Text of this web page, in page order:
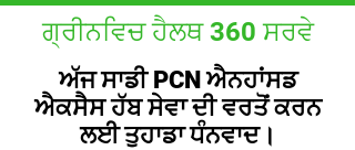
ਗ੍ਰੀਨਵਿਚ ਹੈਲਥ 360 ਸਰਵੇ
ਅੱਜ ਸਾਡੀ PCN ਐਨਹਾਂਸਡ
ਐਕਸੈਸ ਹੱਬ ਸੇਵਾ ਦੀ ਵਰਤੋਂ ਕਰਨ
ਲਈ ਤੁਹਾਡਾ ਧੰਨਵਾਦ।